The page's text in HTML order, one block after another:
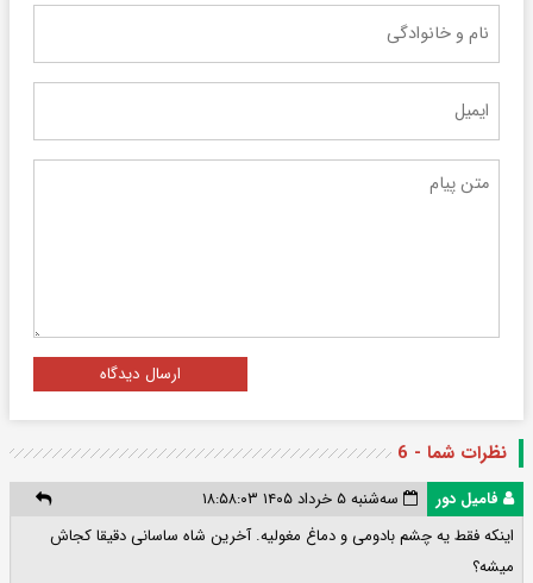
ارسال دیدگاه
نظرات شما - 6
فامیل دور
سه‌شنبه ۵ خرداد ۱۴۰۵ ۱۸:۵۸:۰۳
اینکه فقط یه چشم بادومی و دماغ مغولیه. آخرین شاه ساسانی دقیقا کجاش
میشه؟